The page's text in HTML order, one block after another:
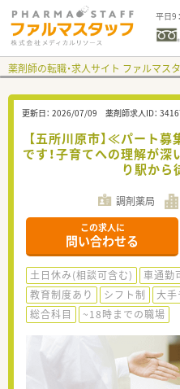
平日9
薬剤師の転職・求人サイト ファルマス
更新日： 2026/07/09 薬剤師求人ID：
【五所川原市】≪パート
です！子育てへの理解が
り駅から
調剤薬局
この求人に
問い合わせる
土日休み(相談可含む) 車通勤
教育制度あり
シフト制 大手
総合科目
~18時までの職場